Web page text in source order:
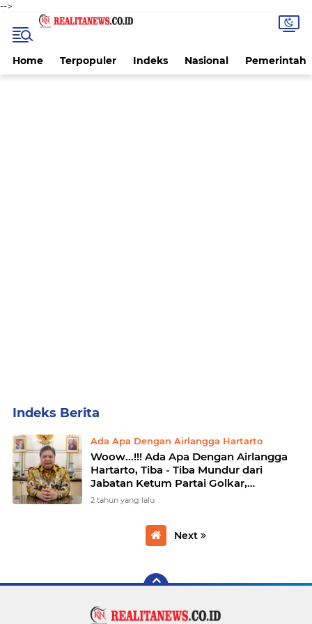
-->
Home Terpopuler Indeks Nasional Pemerintah
Ada Apa Dengan Airlangga Hartarto
Woow...!!! Ada Apa Dengan Airlangga
Hartarto, Tiba - Tiba Mundur dari
Jabatan Ketum Partai Golkar,
Airlangga
2 tahun yang lalu
Next